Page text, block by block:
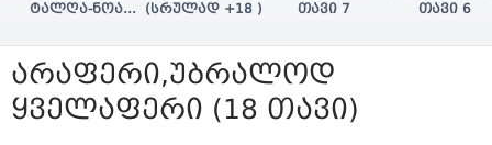
ტალღა-ნოას/
(+18 სრულად)
(სრულად +18 )
თავი 7
თავი 6
არაფერი,უბრალოდ
ყველაფერი (18 თავი)